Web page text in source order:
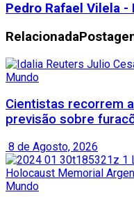
Pedro Rafael Vilela -
Relacionada
Mundo
Cientistas recorrem
previsão sobre
8 de Agosto, 2026
Mundo